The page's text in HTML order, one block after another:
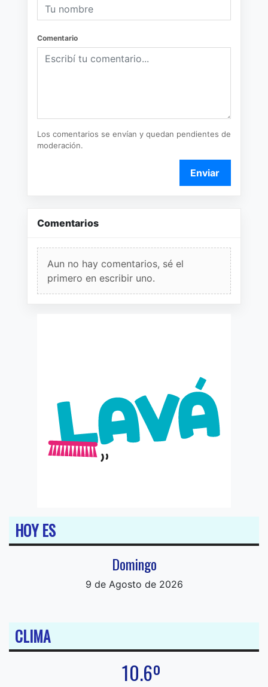
Comentario
Los comentarios se envían y quedan pendientes de
moderación.
Enviar
Comentarios
Aun no hay comentarios, sé el
primero en escribir uno.
HOY ES
Domingo
9 de Agosto de 2026
CLIMA
10.6º